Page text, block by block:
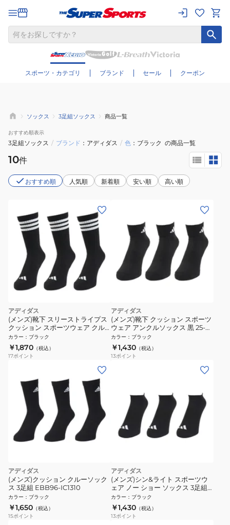
スポーツ・カテゴリ ブランド セール クーポン
さらに絞り込む
ソックス 3足組ソックス 商品一覧
おすすめ順表示
3足組ソックス / ブランド アディダス / 色 ブラック の商品一覧
10件
おすすめ順 人気順 新着順 安い順 高い順
アディダス
(メンズ)靴下 スリーストライプス
クッション スポーツウェア クル
ーソックス 3足組 黒 25-30cm
UW730-KC9641 ソックス
カラー ： ブラック
￥1,870 （税込）
17ポイント
アディダス
(メンズ)靴下 クッション スポーツ
ウェア アンクルソックス 黒 25-
27cm 28-30cm 3足組 DVT59-
KC96333足セット ソックス
カラー ： ブラック
￥1,430 （税込）
13ポイント
アディダス
(メンズ)クッション クルーソック
ス 3足組 EBB96-IC1310
カラー ： ブラック
￥1,650 （税込）
15ポイント
アディダス
(メンズ)シン&ライト スポーツウ
ェア ノー ショー ソックス 3足組
ZL141-KD6719
カラー ： ブラック
￥1,430 （税込）
13ポイント